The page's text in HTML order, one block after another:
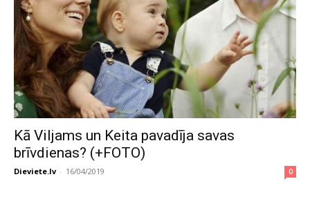
Kā Viljams un Keita pavadīja savas
brīvdienas? (+FOTO)
Dieviete.lv - 16/04/2019 0